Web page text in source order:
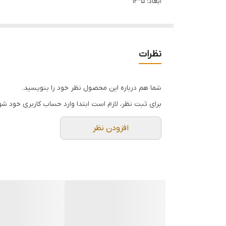
نظرات
شما هم درباره این محصول نظر خود را بنویسید.
برای ثبت نظر، لازم است ابتدا وارد حساب کاربری خود
افزودن نظر